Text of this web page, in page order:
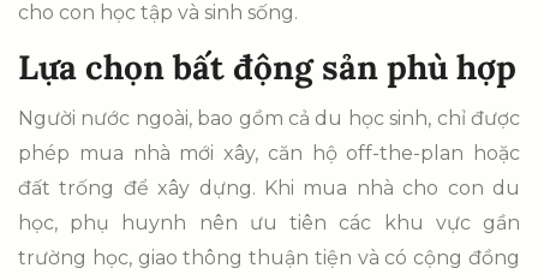
cho con học tập và sinh sống.
Lựa chọn bất động sản phù hợp
Người nước ngoài, bao gồm cả du học sinh, chỉ được
phép mua nhà mới xây, căn hộ off-the-plan hoặc
đất trống để xây dựng. Khi mua nhà cho con du
học, phụ huynh nên ưu tiên các khu vực gần
trường học, giao thông thuận tiện và có cộng đồng